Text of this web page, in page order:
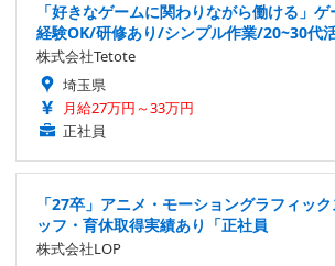
「好きなゲームに関わりながら働ける」
経験OK/研修あり/シンプル作業/20~30代
株式会社Tetote
埼玉県
月給27万円～33万円
正社員
「27卒」アニメ・モーショングラフィッ
ッフ・育休取得実績あり「正社員
株式会社LOP